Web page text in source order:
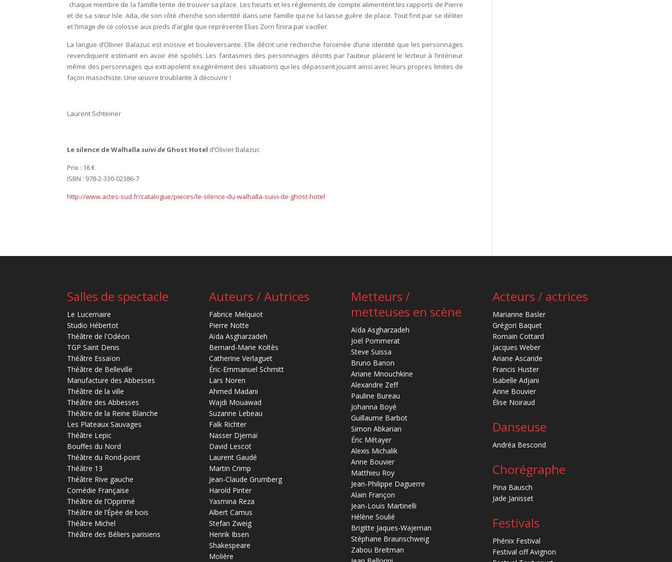
chaque membre de la famille tente de trouver sa place. Les heurts et les règlements de compte alimentent les rapports de Pierre
et de sa sœur Isle. Ada, de son côté cherche son identité dans une famille qui ne lui laisse guère de place. Tout finit par se déliter
et l’image de ce colosse aux pieds d’argile que représente Elias Zorn finira par vaciller.
La langue d’Olivier Balazuc est incisive et bouleversante. Elle décrit une recherche forcenée d’une identité que les personnages
revendiquent estimant en avoir été spoliés. Les fantasmes des personnages décrits par l’auteur placent le lecteur à l’intérieur
même des personnages qui extrapolent exagérément des situations qui les dépassent jouant ainsi avec leurs propres limites de
façon masochiste. Une œuvre troublante à découvrir !
Laurent Schteiner
Le silence de Walhallasuivi de Ghost Hotel d’Olivier Balazuc
Prix : 16 €
ISBN : 978-2-330-02386-7
http://www.actes-sud.fr/catalogue/pieces/le-silence-du-walhalla-suivi-de-ghost-hotel
Salles de spectacle
Le Lucernaire
Studio Hébertot
Théâtre de l'Odéon
TGP Saint Denis
Théâtre Essaïon
Théâtre de Belleville
Manufacture des Abbesses
Théâtre de la ville
Théâtre des Abbesses
Théâtre de la Reine Blanche
Les Plateaux Sauvages
Théâtre Lepic
Bouffes du Nord
Théâtre du Rond-point
Théâtre 13
Théâtre Rive gauche
Comédie Française
Théâtre de l’Opprimé
Théâtre de l’Épée de bois
Théâtre Michel
Théâtre des Béliers parisiens
Auteurs / Autrices
Fabrice Melquiot
Pierre Notte
Aïda Asgharzadeh
Bernard-Marie Koltès
Catherine Verlaguet
Éric-Emmanuel Schmitt
Lars Noren
Ahmed Madani
Wajdi Mouawad
Suzanne Lebeau
Falk Richter
Nasser Djemaï
David Lescot
Laurent Gaudé
Martin Crimp
Jean-Claude Grumberg
Harold Pinter
Yasmina Reza
Albert Camus
Stefan Zweig
Henrik Ibsen
Shakespeare
Molière
Metteurs /
metteuses en scène
Aïda Asgharzadeh
Joël Pommerat
Steve Suissa
Bruno Banon
Ariane Mnouchkine
Alexandre Zeff
Pauline Bureau
Johanna Boyé
Guillaume Barbot
Simon Abkarian
Éric Métayer
Alexis Michalik
Anne Bouvier
Matthieu Roy
Jean-Philippe Daguerre
Alain Françon
Jean-Louis Martinelli
Hélène Soulié
Brigitte Jaques-Wajeman
Stéphane Braunschweig
Zabou Breitman
Acteurs / actrices
Marianne Basler
Grégori Baquet
Romain Cottard
Jacques Weber
Ariane Ascaride
Francis Huster
Isabelle Adjani
Anne Bouvier
Élise Noiraud
Danseuse
Andréa Bescond
Chorégraphe
Pina Bausch
Jade Janisset
Festivals
Phénix Festival
Festival off Avignon